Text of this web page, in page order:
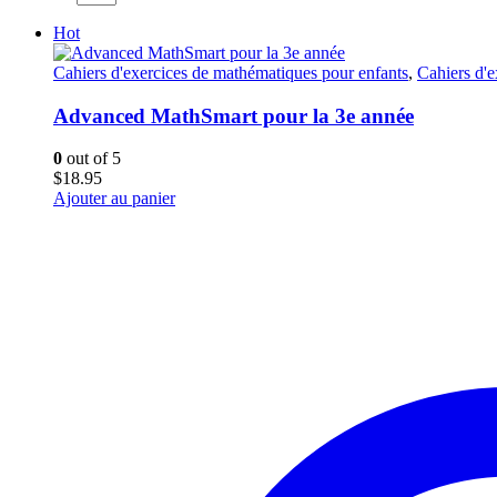
Hot
Cahiers d'exercices de mathématiques pour enfants, Cahiers
Advanced MathSmart pour la 3e année
0 out of 5
$18.95
Ajouter au panier